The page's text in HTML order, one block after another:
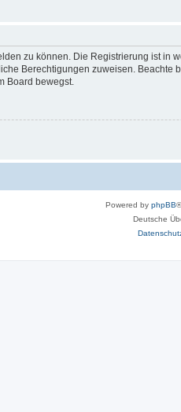
zu können. Die Registrierung ist
Berechtigungen zuweisen.
Board bewegst.
Powered by phpBB
Deutsche